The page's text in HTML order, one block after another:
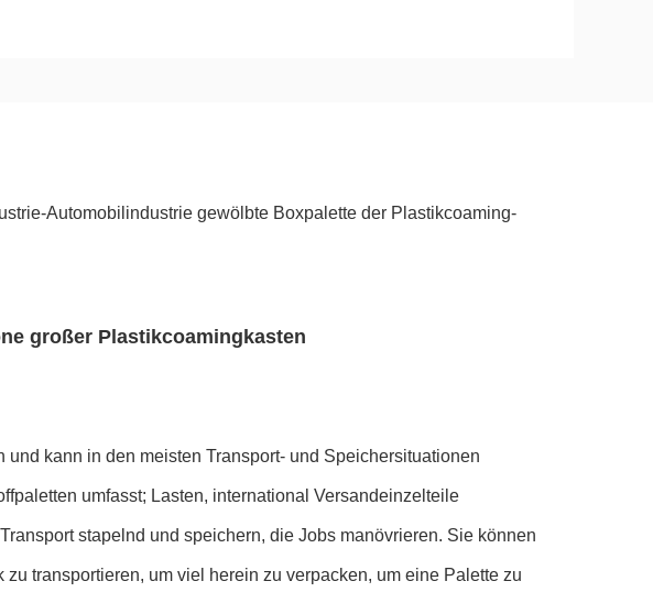
Automobilindustrie gewölbte Boxpalette der Plastikcoaming-
großer Plastikcoamingkasten
kann in den meisten Transport- und Speichersituationen
umfasst; Lasten, international Versandeinzelteile
stapelnd und speichern, die Jobs manövrieren. Sie können
transportieren, um viel herein zu verpacken, um eine Palette zu